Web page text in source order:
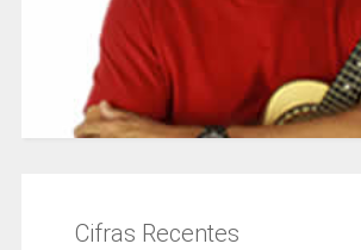
Cifras Recentes